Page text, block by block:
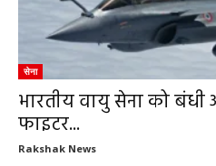
सेना
भारतीय वायु सेना को
फाइटर...
Rakshak News